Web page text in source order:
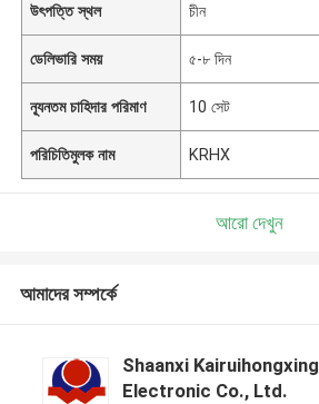
উৎপত্তি স্থল চীন
ডেলিভারি সময় ৫-৮ দিন
ন্যূনতম চাহিদার পরিমাণ 10 সেট
পরিচিতিমুলক নাম KRHX
আরো দেখুন
আমাদের সম্পর্কে
Shaanxi Kairuihongxing
Electronic Co., Ltd.